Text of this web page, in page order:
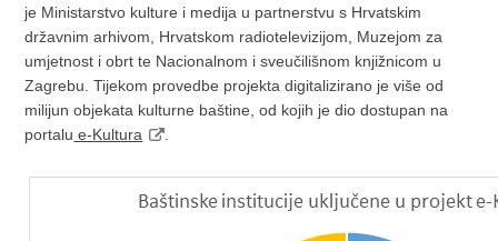
je Ministarstvo kulture i medija u partnerstvu s Hrvatskim
državnim arhivom, Hrvatskom radiotelevizijom, Muzejom za
umjetnost i obrt te Nacionalnom i sveučilišnom knjižnicom u
Zagrebu. Tijekom provedbe projekta digitalizirano je više od
milijun objekata kulturne baštine, od kojih je dio dostupan na
portalu e-Kultura